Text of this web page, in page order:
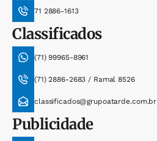
71 2886-1613
Classificados
(71) 99965-8961
(71) 2886-2683 / Ramal 8526
classificados@grupoatarde.com.br
Publicidade